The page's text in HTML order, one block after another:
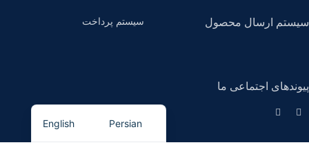
سیستم پرداخت سیستم ارسال محصول
پیوندهای اجتماعی ما
Persian
English